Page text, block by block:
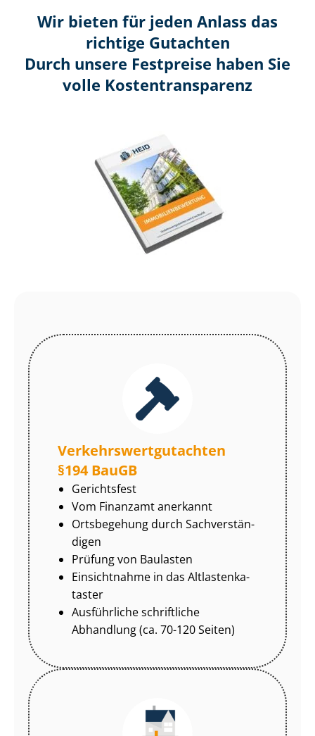
Wir bieten für jeden Anlass das
richtige Gutachten
Durch unsere Festpreise haben Sie
volle Kosten­transparenz
Ver­kehrs­wert­gut­ach­ten
§194 BauGB
Gerichtsfest
Vom Finanzamt anerkannt
Ortsbegehung durch Sach­ver­stän­
di­gen
Prüfung von Baulasten
Einsichtnahme in das Alt­las­ten­ka­
tas­ter
Ausführliche schriftliche
Abhandlung (ca. 70-120 Seiten)